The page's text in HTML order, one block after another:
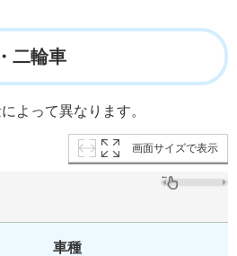
二輪車
よって異なります。
画面サイズで表示
車種